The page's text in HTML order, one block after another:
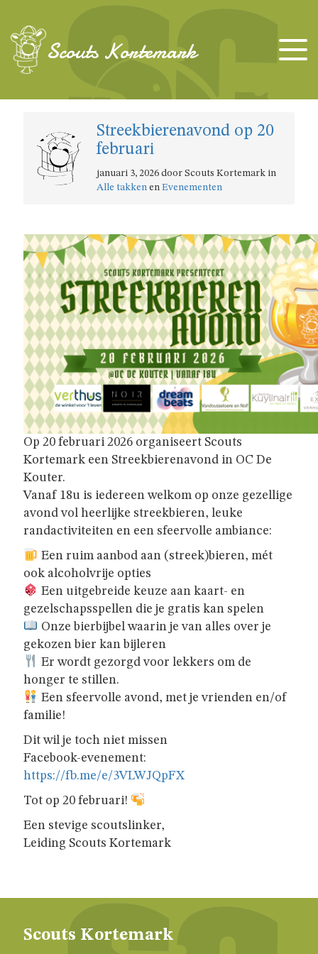
Scouts Kortemark
TAKKEN
KABOUTERS
WELPEN
JONGVERKENNERS
GIVERS
JINS
AKABE
INSCHRIJVEN
LEIDING
ONZE
GROEP
JAARTHEMA
STREEKBIERENAVOND
ALGEMENE
INFO
NIE
GEWEUNE
WITJE
HET
Streekbierenavond op 20
februari
januari 3, 2026 door Scouts Kortemark in
Alle takken en Evenementen
Op 20 februari 2026 organiseert Scouts
Kortemark een Streekbierenavond in OC De
Kouter.
Vanaf 18u is iedereen welkom op onze gezellige
avond vol heerlijke streekbieren, leuke
randactiviteiten en een sfeervolle ambiance:
Een ruim aanbod aan (streek)bieren, mét
ook alcoholvrije opties
Een uitgebreide keuze aan kaart- en
gezelschapsspellen die je gratis kan spelen
Onze bierbijbel waarin je van alles over je
gekozen bier kan bijleren
Er wordt gezorgd voor lekkers om de
honger te stillen.
Een sfeervolle avond, met je vrienden en/of
familie!
Dit wil je toch niet missen
Facebook-evenement:
https://fb.me/e/3VLWJQpFX
Tot op 20 februari!
Een stevige scoutslinker,
Leiding Scouts Kortemark
Scouts Kortemark